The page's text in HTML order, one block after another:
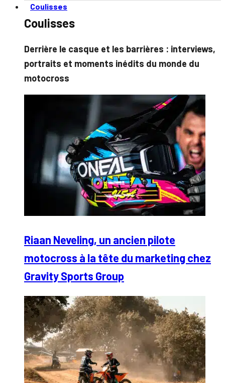
Coulisses
Coulisses
Derrière le casque et les barrières : interviews,
portraits et moments inédits du monde du
motocross
Riaan Neveling, un ancien pilote
motocross à la tête du marketing chez
Gravity Sports Group